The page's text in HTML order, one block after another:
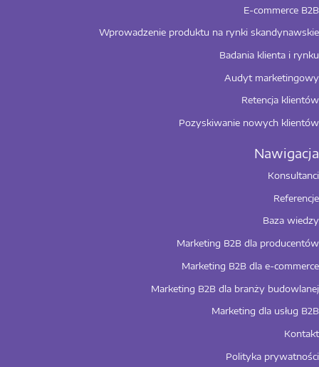
E-commerce B2B
Wprowadzenie produktu na rynki skandynawskie
Badania klienta i rynku
Audyt marketingowy
Retencja klientów
Pozyskiwanie nowych klientów
Konsultanci
Referencje
Baza wiedzy
Marketing B2B dla producentów
Marketing B2B dla e-commerce
Marketing B2B dla branży budowlanej
Marketing dla usług B2B
Kontakt
Polityka prywatności